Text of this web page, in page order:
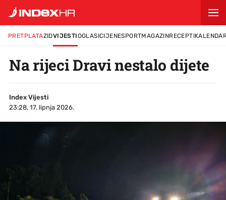
PRETPLATAZIDVIJESTIOGLASICIJENESPORTMAGAZINRECEPTI
Na rijeci Dravi nestalo dijete
Index Vijesti
23:28, 17. lipnja 2026.